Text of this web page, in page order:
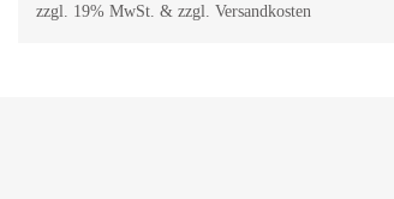
zzgl. 19% MwSt. & zzgl. Versandkosten